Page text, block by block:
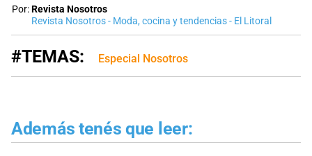
Por:Revista Nosotros
Revista Nosotros - Moda, cocina y tendencias - El Litoral
#TEMAS: Especial Nosotros
Además tenés que leer: